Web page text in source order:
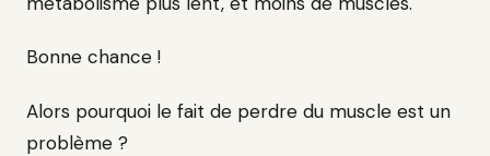
Bonne chance !
Alors pourquoi le fait de perdre du muscle est un
problème ?